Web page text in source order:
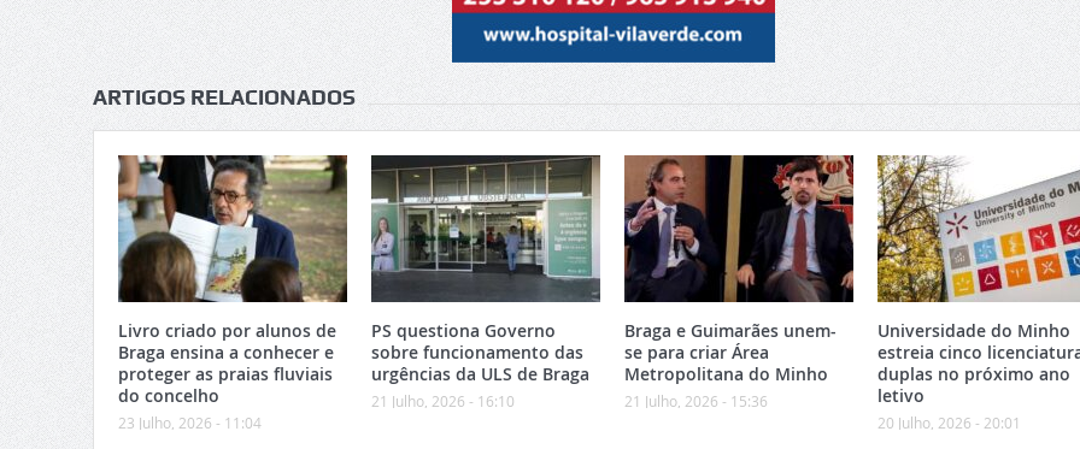
ARTIGOS RELACIONADOS
Livro criado por alunos de
Braga ensina a conhecer e
proteger as praias fluviais
do concelho
23 Julho, 2026 - 11:04
PS questiona Governo
sobre funcionamento das
urgências da ULS de Braga
21 Julho, 2026 - 16:10
Braga e Guimarães unem-
se para criar Área
Metropolitana do Minho
21 Julho, 2026 - 15:36
Universidade do Minho
estreia cinco
duplas no próximo ano
letivo
20 Julho, 2026 - 20:01